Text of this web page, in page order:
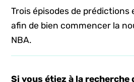
Trois épisodes de prédictions
afin de bien commencer la
NBA.
Si vous étiez à la recherche